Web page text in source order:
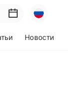
Новости